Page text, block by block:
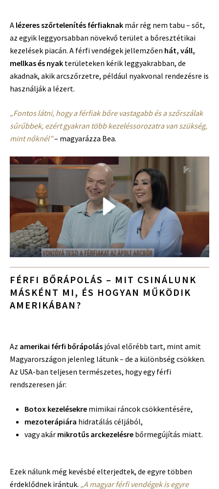
A lézeres szőrtelenítés férfiaknak már rég nem tabu – sőt,
az egyik leggyorsabban növekvő terület a bőresztétikai
kezelések piacán. A férfi vendégek jellemzően hát, váll,
mellkas és nyak területeken kérik leggyakrabban, de
akadnak, akik arcszőrzetre, például nyakvonal rendezésre is
használják a lézert.
„Fontos látni, hogy a férfiak bőre vastagabb és a szőrszálak
sűrűbbek, ezért gyakran több kezeléssorozatra van szükség,
mint nőknél”– magyarázza Bea.
FÉRFI BŐRÁPOLÁS – MIT CSINÁLUNK
MÁSKÉNT MI, ÉS HOGYAN MŰKÖDIK
AMERIKÁBAN?
Az amerikai férfi bőrápolás jóval előrébb tart, mint amit
Magyarországon jelenleg látunk – de a különbség csökken.
Az USA-ban teljesen természetes, hogy egy férfi
rendszeresen jár:
Botox kezelésekre mimikai ráncok csökkentésére,
mezoterápiára hidratálás céljából,
vagy akár mikrotűs arckezelésre bőrmegújítás miatt.
Ezek nálunk még kevésbé elterjedtek, de egyre többen
érdeklődnek irántuk. „A magyar férfi vendégek is egyre